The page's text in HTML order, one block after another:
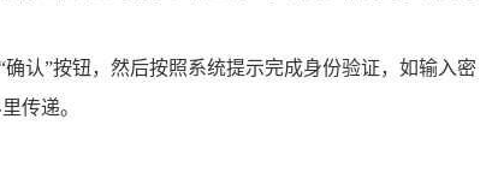
认”按钮，然后按照系统提示完成身份验证，如输入密
传递。